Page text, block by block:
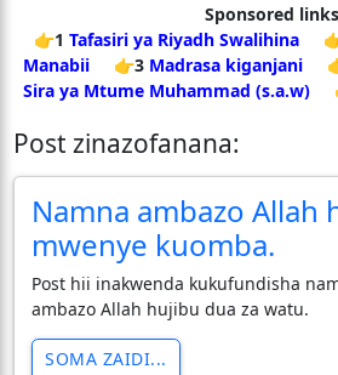
Sponsored links
👉1 Tafasiri ya Riyadh Swalihina
Manabii
👉3 Madrasa kiganjani
Sira ya Mtume Muhammad (s.a.w)
Post zinazofanana:
Namna ambazo Allah
mwenye kuomba.
Post hii inakwenda kukufundisha
ambazo Allah hujibu dua za watu.
SOMA ZAIDI...